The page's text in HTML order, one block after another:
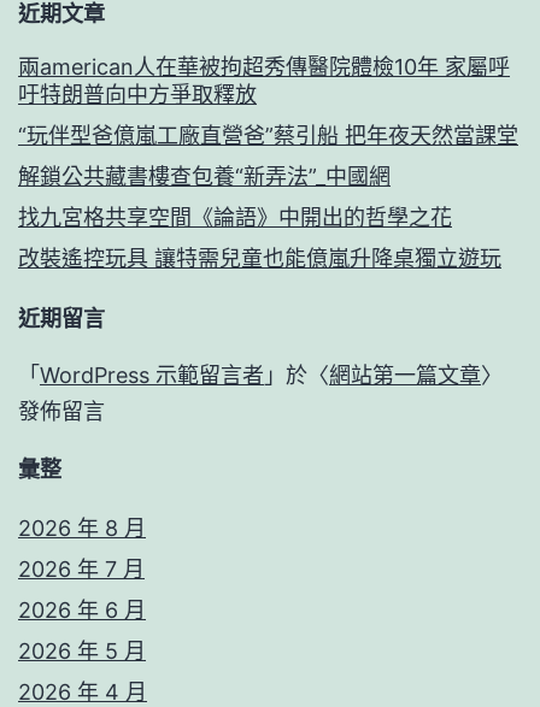
近期文章
兩american人在華被拘超秀傳醫院體檢10年 家屬呼
吁特朗普向中方爭取釋放
“玩伴型爸億嵐工廠直營爸”蔡引船 把年夜天然當課堂
解鎖公共藏書樓查包養“新弄法”_中國網
找九宮格共享空間《論語》中開出的哲學之花
改裝遙控玩具 讓特需兒童也能億嵐升降桌獨立遊玩
近期留言
「 WordPress 示範留言者 」於〈網站第一篇文章〉
發佈留言
彙整
2026 年 8 月
2026 年 7 月
2026 年 6 月
2026 年 5 月
2026 年 4 月